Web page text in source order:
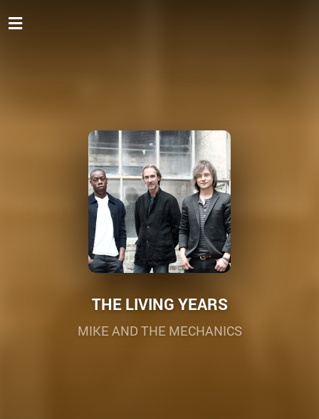
THE LIVING YEARS
MIKE AND THE MECHANICS